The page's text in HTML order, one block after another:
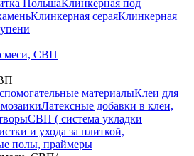
ПольшаКлинкерная под
Клинкерная сераяКлинкерная
СВП
материалыКлеи для
Латексные добавки в клеи,
СВП ( система укладки
и ухода за плиткой,
полы, праймеры